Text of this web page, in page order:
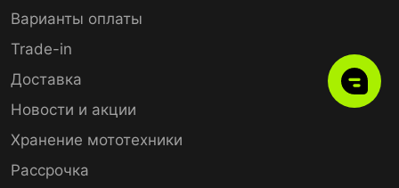
Варианты оплаты
Trade-in
Доставка
Новости и акции
Хранение мототехники
Рассрочка